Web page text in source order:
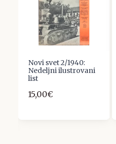
Novi svet 2/1940:
Nedeljni ilustrovani
list
15,00€